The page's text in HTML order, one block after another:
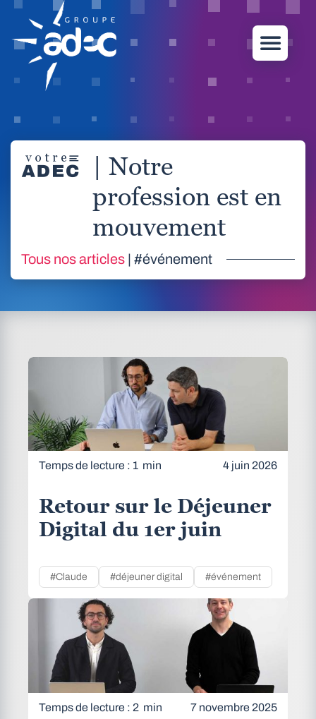
| Notre
profession est en
mouvement
Tous nos articles | #événement
Temps de lecture : 1 min 4 juin 2026
Retour sur le Déjeuner
Digital du 1er juin
#Claude #déjeuner digital #événement
Temps de lecture : 2 min 7 novembre 2025